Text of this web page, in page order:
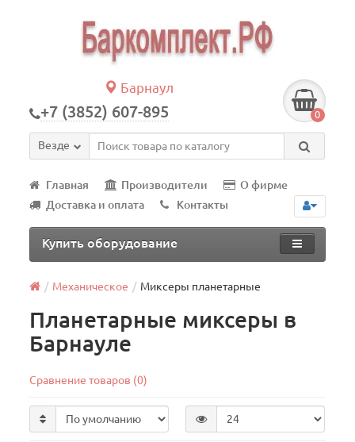
Барнаул
+7 (3852) 607-895 0
Везде
Главная Производители
О фирме
Доставка и оплата
Контакты
Купить оборудование
Механическое Миксеры планетарные
Планетарные миксеры в
Барнауле
Сравнение товаров (0)